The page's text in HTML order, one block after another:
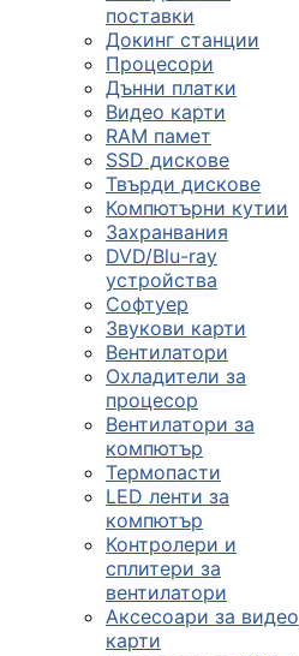
поставки
Докинг станции
Процесори
Дънни платки
Видео карти
RAM памет
SSD дискове
Твърди дискове
Компютърни кутии
Захранвания
DVD/Blu-ray
устройства
Софтуер
Звукови карти
Вентилатори
Охладители за
процесор
Вентилатори за
компютър
Термопасти
LED ленти за
компютър
Контролери и
сплитери за
вентилатори
Аксесоари за видео
карти